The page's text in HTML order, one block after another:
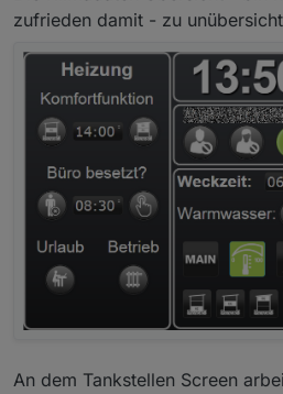
zufrieden damit - zu
An dem Tankstellen Screen